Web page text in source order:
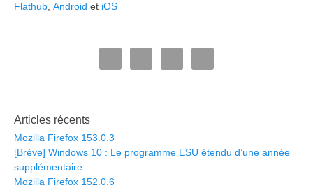
Flathub Android et iOS
Articles récents
Mozilla Firefox 153.0.3
[Brève] Windows 10 : Le programme ESU étendu d’une année
supplémentaire
Mozilla Firefox 152.0.6